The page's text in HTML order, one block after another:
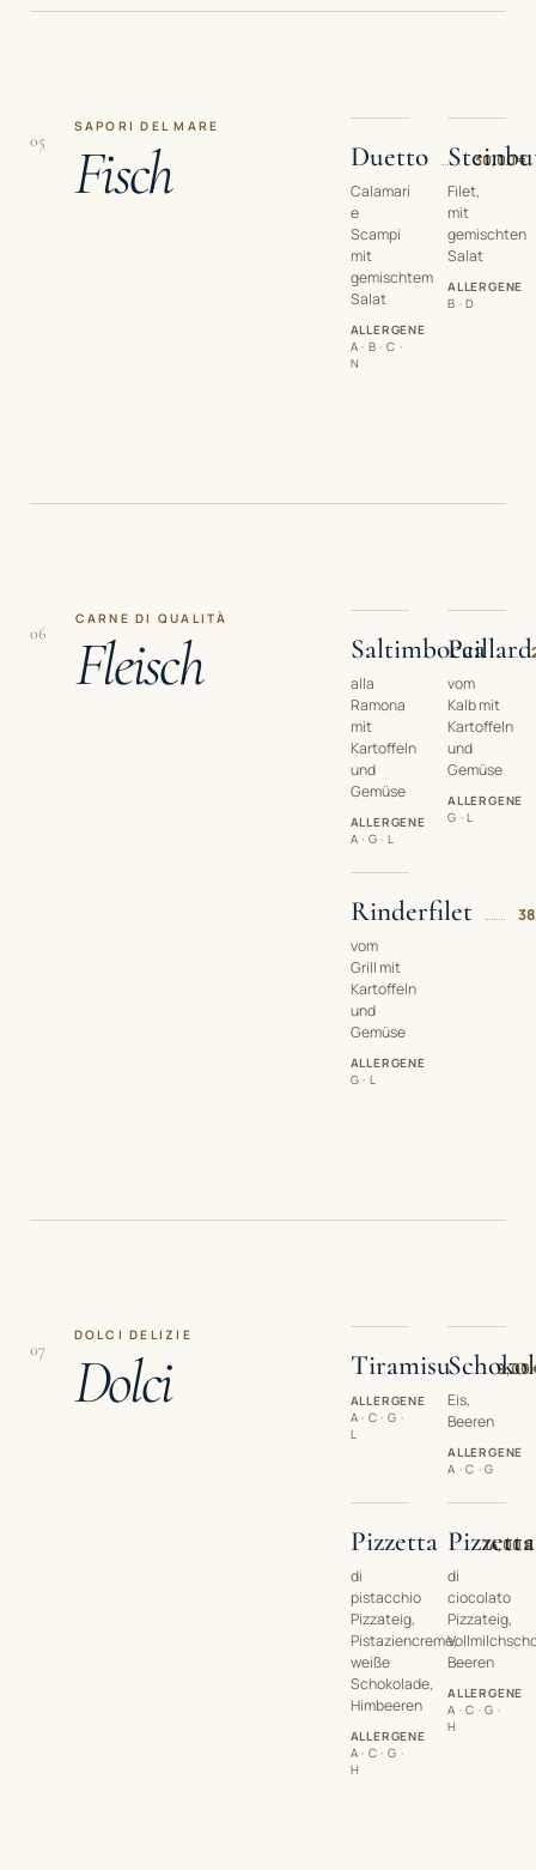
05
SAPORI DEL MARE
Fisch Duetto
30,00 €
Calamari
e
Scampi
mit
gemischtem
Salat
ALLERGENE
A · B · C ·
N
Filet,
mit
gemischten
Salat
ALLERGENE
B · D
06
CARNE DI QUALITÀ
Fleisch Saltimbocca
alla
Ramona
mit
Kartoffeln
und
Gemüse
ALLERGENE
A · G · L
Paillard
vom
Kalb mit
Kartoffeln
und
Gemüse
ALLERGENE
G · L
Rinderfilet
vom
Grill mit
Kartoffeln
und
Gemüse
ALLERGENE
G · L
07
DOLCI DELIZIE
Dolci Tiramisu 9,00
ALLERGENE
A · C · G ·
L
Eis,
Beeren
ALLERGENE
A · C · G
Pizzetta
14,00 €
di
pistacchio
Pizzateig,
Pistaziencreme,
weiße
Schokolade,
Himbeeren
ALLERGENE
A · C · G ·
H
Pizzetta
di
ciocolato
Pizzateig,
Beeren
ALLERGENE
A · C · G ·
H